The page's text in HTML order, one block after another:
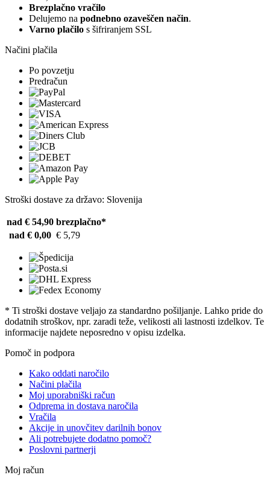
Brezplačno vračilo
Delujemo na podnebno ozaveščen način.
Varno plačilo s šifriranjem SSL
Načini plačila
Po povzetju
Predračun
Stroški dostave za državo: Slovenija
nad € 54,90 brezplačno*
nad € 0,00 € 5,79
* Ti stroški dostave veljajo za standardno pošiljanje. Lahko pride do
dodatnih stroškov, npr. zaradi teže, velikosti ali lastnosti izdelkov. Te
informacije najdete neposredno v opisu izdelka.
Pomoč in podpora
Kako oddati naročilo
Načini plačila
Moj uporabniški račun
Odprema in dostava naročila
Vračila
Akcije in unovčitev darilnih bonov
Ali potrebujete dodatno pomoč?
Poslovni partnerji
Moj račun